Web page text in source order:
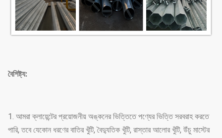
বৈশিষ্ট্য:
1. আমরা ক্লায়েন্টের প্রয়োজনীয় অঙ্কনের ভিত্তিতে পণ্যের ভিত্তি সরবরাহ করতে
পারি, তবে যেকোন ধরণের বাতির খুঁটি, বৈদ্যুতিক খুঁটি, রাস্তার আলোর খুঁটি, উঁচু মাস্টের